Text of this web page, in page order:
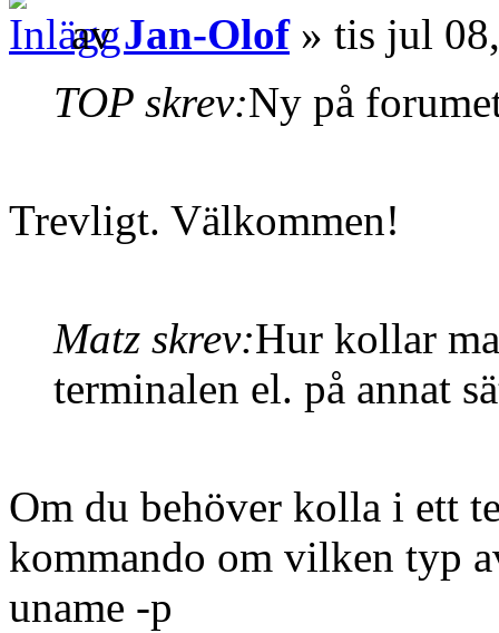
avJan-Olof» tis jul
TOP skrev:Ny på
Trevligt. Välkommen!
Matz skrev:Hur kollar
terminalen el. på annat
Om du behöver kolla i ett
kommando om vilken typ
uname -p